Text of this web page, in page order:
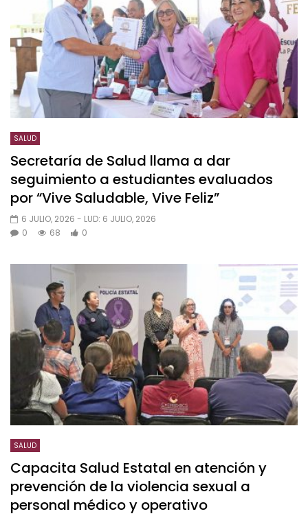
SALUD
Secretaría de Salud llama a dar
seguimiento a estudiantes evaluados
por “Vive Saludable, Vive Feliz”
6 JULIO, 2026 - LUD: 6 JULIO, 2026
0
68 0
SALUD
Capacita Salud Estatal en atención y
prevención de la violencia sexual a
personal médico y operativo